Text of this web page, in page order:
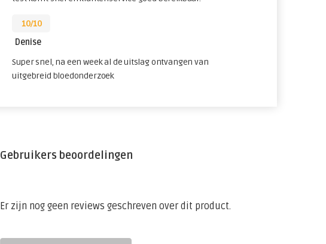
10/10
Denise
Super snel, na een week al de uitslag ontvangen van
uitgebreid bloedonderzoek
Gebruikers beoordelingen
Er zijn nog geen reviews geschreven over dit product.